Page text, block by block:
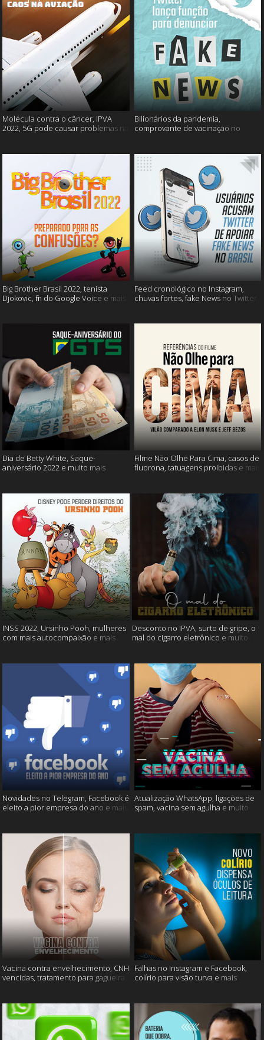
Molécula contra o câncer, IPVA
2022, 5G pode causar problemas na
Bilionários da pandemia,
comprovante de vacinação no
Big Brother Brasil 2022, tenista
Djokovic, fim do Google Voice e mais
Feed cronológico no Instagram,
chuvas fortes, fake News no Twitter
Dia de Betty White, Saque-
aniversário 2022 e muito mais
Filme Não Olhe Para Cima, casos de
fluorona, tatuagens proibidas e mais
INSS 2022, Ursinho Pooh, mulheres
com mais autocompaixão e mais
Desconto no IPVA, surto de gripe, o
mal do cigarro eletrônico e muito
Novidades no Telegram, Facebook é
eleito a pior empresa do ano e mais
Atualização WhatsApp, ligações de
spam, vacina sem agulha e muito
Vacina contra envelhecimento, CNH
vencidas, tratamento para gagueira
Falhas no Instagram e Facebook,
colírio para visão turva e mais